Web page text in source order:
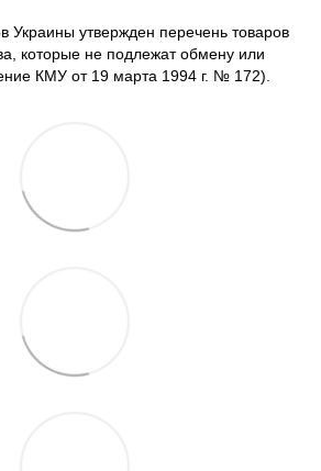
Украины утвержден перечень товаров
которые не подлежат обмену или
КМУ от 19 марта 1994 г. № 172).